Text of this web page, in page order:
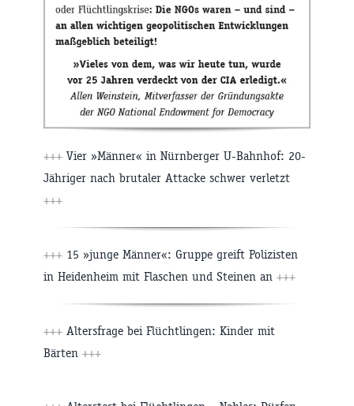
+++ Vier »Männer« in Nürnberger U-Bahnhof: 20-
Jähriger nach brutaler Attacke schwer verletzt
+++
+++ 15 »junge Männer«: Gruppe greift Polizisten
in Heidenheim mit Flaschen und Steinen an +++
+++ Altersfrage bei Flüchtlingen: Kinder mit
Bärten +++